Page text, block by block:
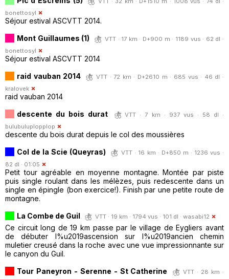
bonettosyl
Séjour estival ASCVTT 2014.
Mont Guillaumes (1)
VTT · 17 km · D+900 m · 1189 vus · 62 dl ·
bonettosyl
Séjour estival ASCVTT 2014
raid vauban 2014
VTT · 72 km · D+2610 m · 685 vus · 46 dl ·
kralovek
raid vauban 2014
descente du bois durat
VTT · 7 km · 937 vus · 58 dl ·
bulubuluplopplop
descente du bois durat depuis le col des moussières
Col de la Scie (Queyras)
VTT · 16 km · D+850 m · 1236 vus ·
82 dl · 01:05
Petit tour agréable en moyenne montagne. Montée par piste
puis single roulant dans les mélèzes, puis redescente dans un
single en épingle (bon exercice!). Finish par une petite route de
montagne.
La Combe de Guil
VTT · 19 km · 1794 vus · 101 dl · wasabi12
Ce circuit long de 19 km passe par le village de Eygliers avant
de débuter l%u2019ascension sur l%u2019ancien chemin
muletier creusé dans la roche avec une vue impressionnante sur
le canyon du Guil.
Tour Paneyron - Serenne - St Catherine
VTT · 28 km ·